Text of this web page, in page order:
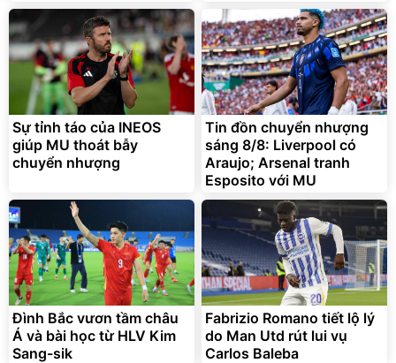
Sự tỉnh táo của INEOS
giúp MU thoát bẫy
chuyển nhượng
Tin đồn chuyển nhượng
sáng 8/8: Liverpool có
Araujo; Arsenal tranh
Esposito với MU
Đình Bắc vươn tầm châu
Á và bài học từ HLV Kim
Sang-sik
Fabrizio Romano tiết lộ lý
do Man Utd rút lui vụ
Carlos Baleba